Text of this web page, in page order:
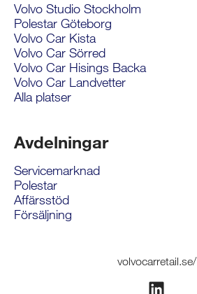
Volvo Studio Stockholm
Polestar Göteborg
Volvo Car Kista
Volvo Car Sörred
Volvo Car Hisings Backa
Volvo Car Landvetter
Alla platser
Avdelningar
Servicemarknad
Polestar
Affärsstöd
Försäljning
volvocarretail.se/